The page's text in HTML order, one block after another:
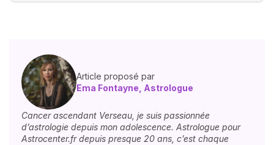
Article proposé par
Ema Fontayne, Astrologue
Cancer ascendant Verseau, je suis passionnée
d’astrologie depuis mon adolescence. Astrologue pour
Astrocenter.fr depuis presque 20 ans, c’est chaque